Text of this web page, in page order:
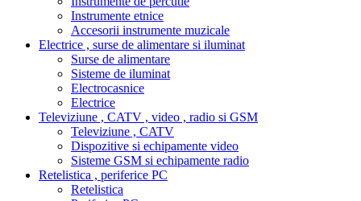
Instrumente etnice
Accesorii instrumente muzicale
Electrice , surse de alimentare si iluminat
Surse de alimentare
Sisteme de iluminat
Electrocasnice
Electrice
Televiziune , CATV , video , radio si GSM
Televiziune , CATV
Dispozitive si echipamente video
Sisteme GSM si echipamente radio
Retelistica , periferice PC
Retelistica